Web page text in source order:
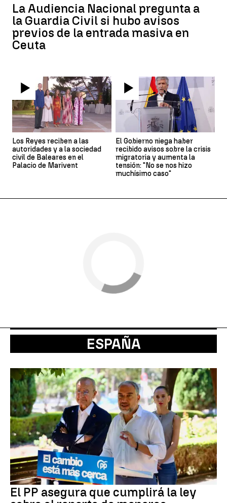
La Audiencia Nacional pregunta a
la Guardia Civil si hubo avisos
previos de la entrada masiva en
Ceuta
Los Reyes reciben a las
autoridades y a la sociedad
civil de Baleares en el
Palacio de Marivent
El Gobierno niega haber
recibido avisos sobre la crisis
migratoria y aumenta la
tensión: "No se nos hizo
muchísimo caso"
ESPAÑA
El PP asegura que cumplirá la ley